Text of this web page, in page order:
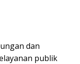
dan
publik